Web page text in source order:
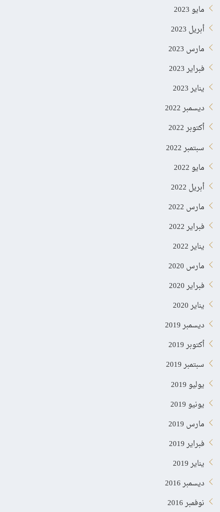
مايو 2023
أبريل 2023
مارس 2023
فبراير 2023
يناير 2023
ديسمبر 2022
أكتوبر 2022
سبتمبر 2022
مايو 2022
أبريل 2022
مارس 2022
فبراير 2022
يناير 2022
مارس 2020
فبراير 2020
يناير 2020
ديسمبر 2019
أكتوبر 2019
سبتمبر 2019
يوليو 2019
يونيو 2019
مارس 2019
فبراير 2019
يناير 2019
ديسمبر 2016
نوفمبر 2016